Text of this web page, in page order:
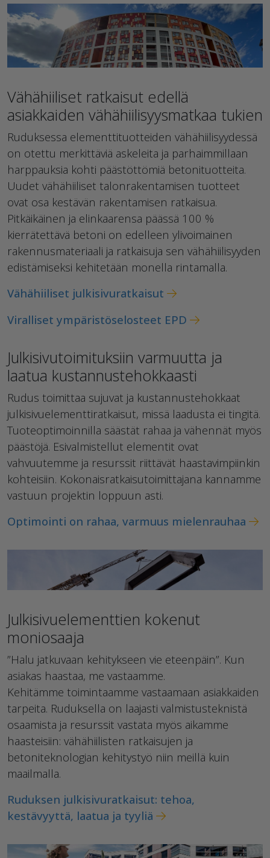
Vähähiiliset ratkaisut edellä
asiakkaiden vähähiilisyysmatkaa tukien
Ruduksessa elementtituotteiden vähähiilisyydessä
on otettu merkittäviä askeleita ja parhaimmillaan
harppauksia kohti päästöttömiä betonituotteita.
Uudet vähähiiliset talonrakentamisen tuotteet
ovat osa kestävän rakentamisen ratkaisua.
Pitkäikäinen ja elinkaarensa päässä 100 %
kierrätettävä betoni on edelleen ylivoimainen
rakennusmateriaali ja ratkaisuja sen vähähiilisyyden
edistämiseksi kehitetään monella rintamalla.
Vähähiiliset julkisivuratkaisut
Viralliset ympäristöselosteet EPD
Julkisivutoimituksiin varmuutta ja
laatua kustannustehokkaasti
Rudus toimittaa sujuvat ja kustannustehokkaat
julkisivuelementtiratkaisut, missä laadusta ei tingitä.
Tuoteoptimoinnilla säästät rahaa ja vähennät myös
päästöjä. Esivalmistellut elementit ovat
vahvuutemme ja resurssit riittävät haastavimpiinkin
kohteisiin. Kokonaisratkaisutoimittajana kannamme
vastuun projektin loppuun asti.
Optimointi on rahaa, varmuus mielenrauhaa
Julkisivuelementtien kokenut
moniosaaja
”Halu jatkuvaan kehitykseen vie eteenpäin”. Kun
asiakas haastaa, me vastaamme.
Kehitämme toimintaamme vastaamaan asiakkaiden
tarpeita. Ruduksella on laajasti valmistusteknistä
osaamista ja resurssit vastata myös aikamme
haasteisiin: vähähiilisten ratkaisujen ja
betoniteknologian kehitystyö niin meillä kuin
maailmalla.
Ruduksen julkisivuratkaisut: tehoa,
kestävyyttä, laatua ja tyyliä